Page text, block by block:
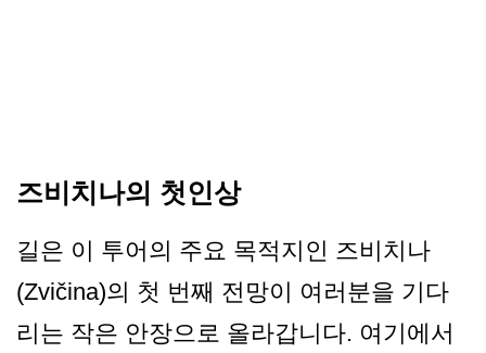
즈비치나의 첫인상
길은 이 투어의 주요 목적지인 즈비치나
(Zvičina)의 첫 번째 전망이 여러분을 기다
리는 작은 안장으로 올라갑니다. 여기에서